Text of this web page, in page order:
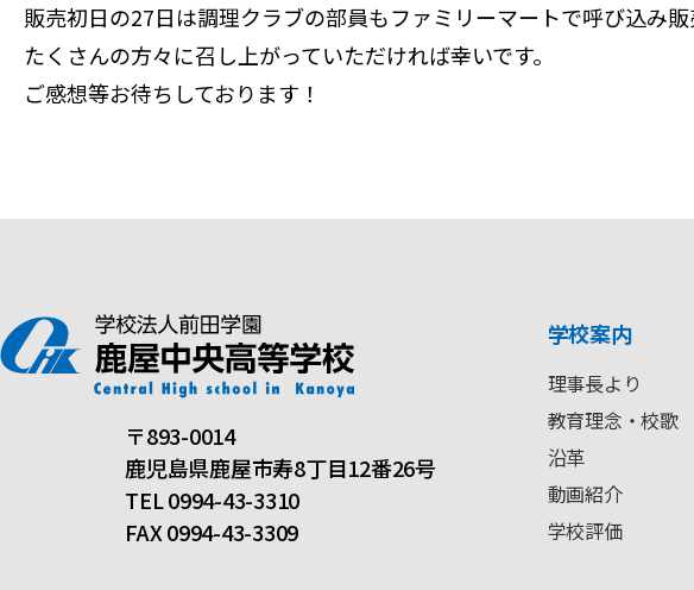
販売初日の27日は調理クラブの部員もファミリーマートで呼び込み販
たくさんの方々に召し上がっていただければ幸いです。
ご感想等お待ちしております！
〒893-0014
鹿児島県鹿屋市寿8丁目12番26号
TEL 0994-43-3310
FAX 0994-43-3309
学校案内
理事長より
教育理念・校歌
沿革
動画紹介
学校評価